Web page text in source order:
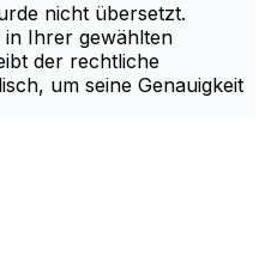
nicht übersetzt.
in Ihrer gewählten
der rechtliche
um seine Genauigkeit